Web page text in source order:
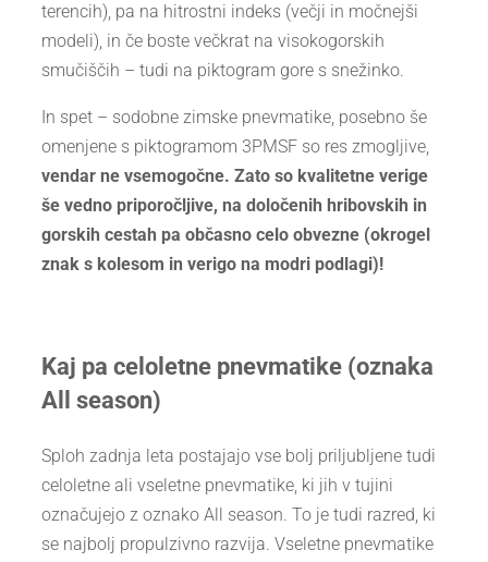
terencih), pa na hitrostni indeks (večji in močnejši
modeli), in če boste večkrat na visokogorskih
smučiščih – tudi na piktogram gore s snežinko.
In spet – sodobne zimske pnevmatike, posebno še
omenjene s piktogramom 3PMSF so res zmogljive,
vendar ne vsemogočne. Zato so kvalitetne verige
še vedno priporočljive, na določenih hribovskih in
gorskih cestah pa občasno celo obvezne (okrogel
znak s kolesom in verigo na modri podlagi)!
Kaj pa celoletne pnevmatike (oznaka
All season)
Sploh zadnja leta postajajo vse bolj priljubljene tudi
celoletne ali vseletne pnevmatike, ki jih v tujini
označujejo z oznako All season. To je tudi razred, ki
se najbolj propulzivno razvija. Vseletne pnevmatike